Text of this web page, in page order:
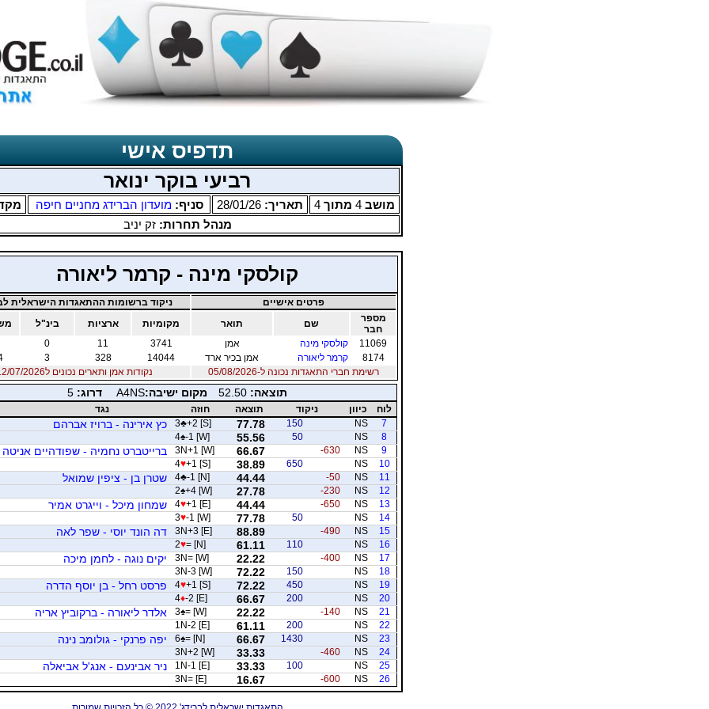
תדפיס אישי
רביעי בוקר ינואר
מושב 4 מתוך 4 תאריך: 28/01/26 סניף:מועדון הברידג מחניים חיפה
מנהל תחרות:זק יניב
קולסקי מינה - קרמר ליאורה
פרטים אישיים
ניקוד ברשומות ההתאגדות הישראלית
מספר
חבר
שם תואר מקומיות ארציות בינ"ל
11069
קולסקי מינה אמן 3741
11
0
8174
קרמר ליאורה אמן בכיר ארד 14044
328
3
רשימת חברי התאגדות נכונה ל-05/08/2026
נקודות אמן ותארים נכונים ל12/07/2026
תוצאה: 52.50 מקום ישיבה:A4NS דרוג: 5
לוח כיוון ניקוד תוצאה חוזה
נגד
7
NS
150
77.78
3♣+2 [S] כץ אירינה - ברויז אברהם
8
NS
50
55.56
4♠-1 [W]
9
NS
-630
66.67
3N+1 [W] ברייטברט נחמיה - שפודהיים אניטה
10
NS
650
38.89
4♥+1 [S]
11
NS
-50
44.44
4♣-1 [N] שטרן בן - ציפין שמואל
12
NS
-230
27.78
2♠+4 [W]
13
NS
-650
44.44
4♥+1 [E] שמחון מיכל - וייגרט אמיר
14
NS
50
77.78
3♥-1 [W]
15
NS
-490
88.89
3N+3 [E] דה הונד יוסי - שפר לאה
16
NS
110
61.11
2♥= [N]
17
NS
-400
22.22
3N= [W] יקים נוגה - לחמן מיכה
18
NS
150
72.22
3N-3 [W]
19
NS
450
72.22
4♥+1 [S] פרסט רחל - בן יוסף הדרה
20
NS
200
66.67
4♦-2 [E]
21
NS
-140
22.22
3♠= [W] אלדר ליאורה - ברקוביץ אריה
22
NS
200
61.11
1N-2 [E]
23
NS
1430
66.67
6♠= [N] יפה פרנקי - גולומב נינה
24
NS
-460
33.33
3N+2 [W]
25
NS
100
33.33
1N-1 [E] ניר אבינעם - אנג'ל אביאלה
26
NS
-600
16.67
3N= [E]